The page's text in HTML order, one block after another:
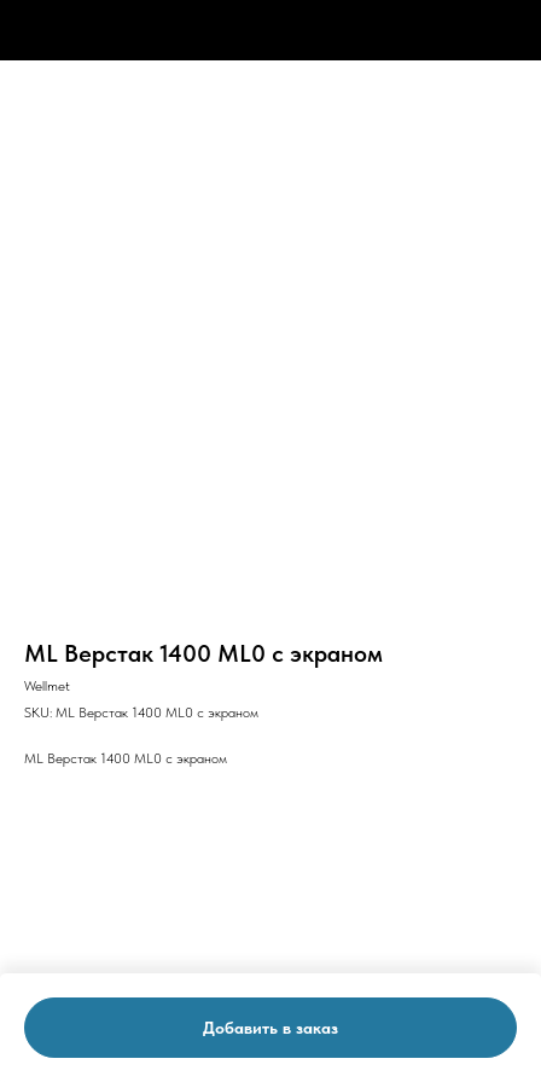
ML Верстак 1400 ML0 с экраном
Wellmet
SKU: ML Верстак 1400 ML0 с экраном
Добавить в заказ
ML Верстак 1400 ML0 с экраном